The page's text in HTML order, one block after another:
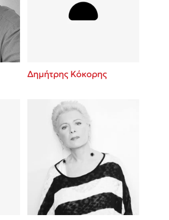
Δημήτρης Κόκορης